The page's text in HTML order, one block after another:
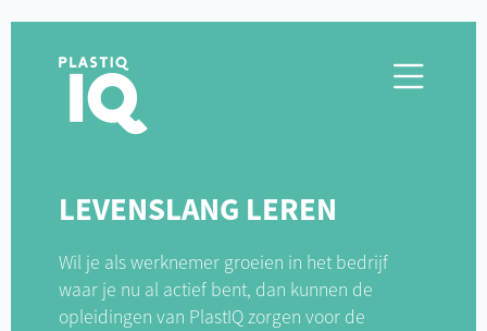
LEVENSLANG LEREN
Wil je als werknemer groeien in het bedrijf
waar je nu al actief bent, dan kunnen de
opleidingen van PlastIQ zorgen voor de